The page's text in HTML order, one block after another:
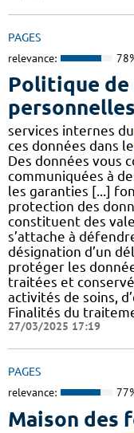
PAGES
relevance:
Politique de
personnelles
services internes du
ces données dans
Des données vous
communiquées à
les garanties [...]
protection des
constituent des
s’attache à
désignation d’un
protéger les
traitées et
activités de soins,
Finalités du
27/03/2025 17:19
PAGES
relevance:
Maison des